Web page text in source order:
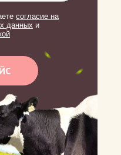
согласие на
данных и